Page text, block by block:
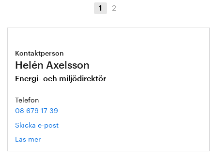
1 2
Kontaktperson
Helén Axelsson
Energi- och miljödirektör
Telefon
08 679 17 39
Skicka e-post
Läs mer
Helén